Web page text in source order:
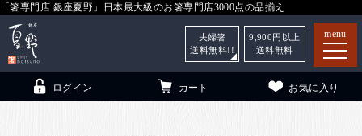
「箸専門店 銀座夏野」日本最大級のお箸専門店3000点の品揃え
menu
ログイン カート お気に入り
夫婦箸
送料無料!!
9,900 円以上
送料無料